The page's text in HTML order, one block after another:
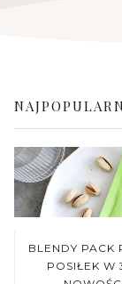
BLENDY PACK
POSIŁEK W